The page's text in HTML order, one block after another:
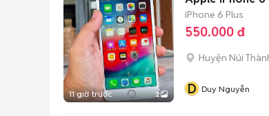
11 giờ trước 2
iPhone 6 Plus
550.000 đ
Huyện Núi
D Duy Nguyễn